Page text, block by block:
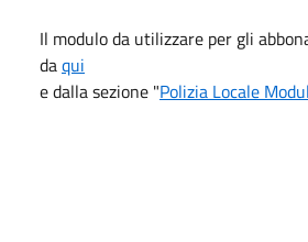
Il modulo da utilizzare per gli
daqui
e dalla sezione "Polizia Locale